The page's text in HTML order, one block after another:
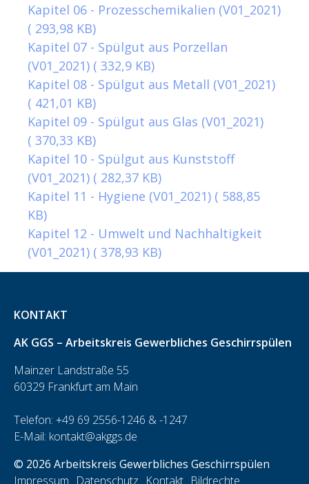
Kapitel 06 - Prozesschemikalien (V01_2021)
( 293,98 KB)
Kapitel 07 - Spülgut aus Porzellan
(V01_2021) ( 332,9 KB)
Kapitel 08 - Spülgut aus Metall (V01_2021)
( 421,01 KB)
Kapitel 09 - Spülgut aus Glas (V01_2021)
( 370,33 KB)
Kapitel 10 - Spülgut aus Kunststoff
(V01_2021) ( 282,37 KB)
Kapitel 11 - Hygiene (V01_2021) ( 588,85
KB)
Kapitel 12 - Umwelt und Nachhaltigkeit
(V01_2021) ( 378,93 KB)
KONTAKT
AK GGS – Arbeitskreis Gewerbliches Geschirrspülen
Mainzer Landstraße 55
60329 Frankfurt am Main
Telefon: +49 69 2556-1246 & -1247
E-Mail: kontakt@akggs.de
© 2026 Arbeitskreis Gewerbliches Geschirrspülen
Impressum Datenschutz Kontakt Bildrechte